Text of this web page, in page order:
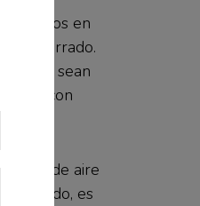
en
cerrado.
que sean
con
de aire
sentido, es